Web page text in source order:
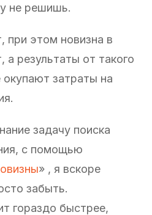
не решишь.
при этом новизна в
а результаты от такого
окупают затраты на
задачу поиска
с помощью
» , я вскоре
забыть.
гораздо быстрее,